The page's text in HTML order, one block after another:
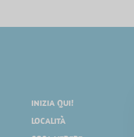
INIZIA QUI!
LOCALITÀ